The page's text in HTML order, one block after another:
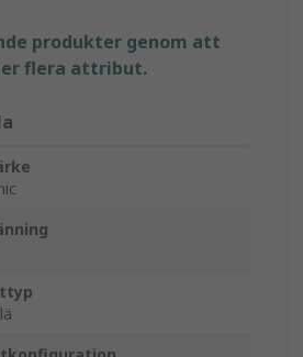
produkter genom att
flera attribut.